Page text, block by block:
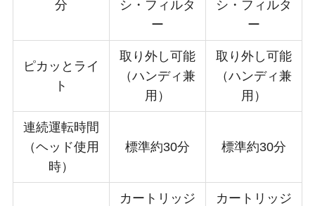
分
シ・フィルタ
ー
シ・フィルタ
ー
ピカッとライ
ト
取り外し可能
（ハンディ兼
用）
取り外し可能
（ハンディ兼
用）
連続運転時間
（ヘッド使用
時）
標準約30分 標準約30分
カートリッジ
カートリッジ